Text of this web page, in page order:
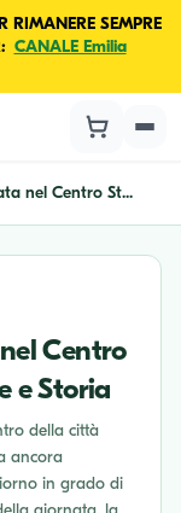
RIMANERE SEMPRE
CANALE Emilia
nel Centro St...
Centro
e Storia
della città
ancora
in grado di